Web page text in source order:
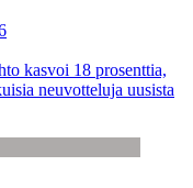
kasvoi 18 prosenttia,
neuvotteluja uusista